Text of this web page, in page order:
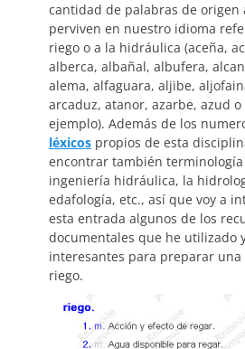
cantidad de palabras de origen
perviven en nuestro idioma
riego o a la hidráulica (aceña,
alberca, albañal, albufera,
alema, alfaguara, aljibe,
arcaduz, atanor, azarbe, azud
ejemplo). Además de los
léxicos propios de esta
encontrar también
ingeniería hidráulica, la
edafología, etc., así que voy a
esta entrada algunos de los
documentales que he utilizado
interesantes para preparar
riego.